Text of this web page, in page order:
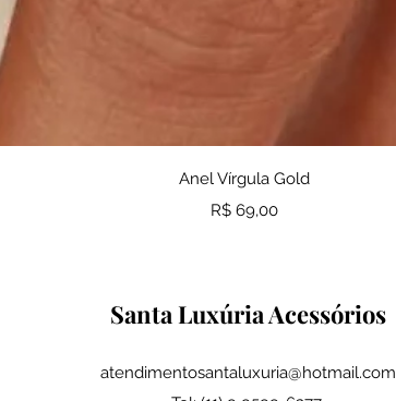
Visualização rápida
Anel Vírgula Gold
Preço
R$ 69,00
Santa Luxúria Acessórios
atendimentosantaluxuria@hotmail.com